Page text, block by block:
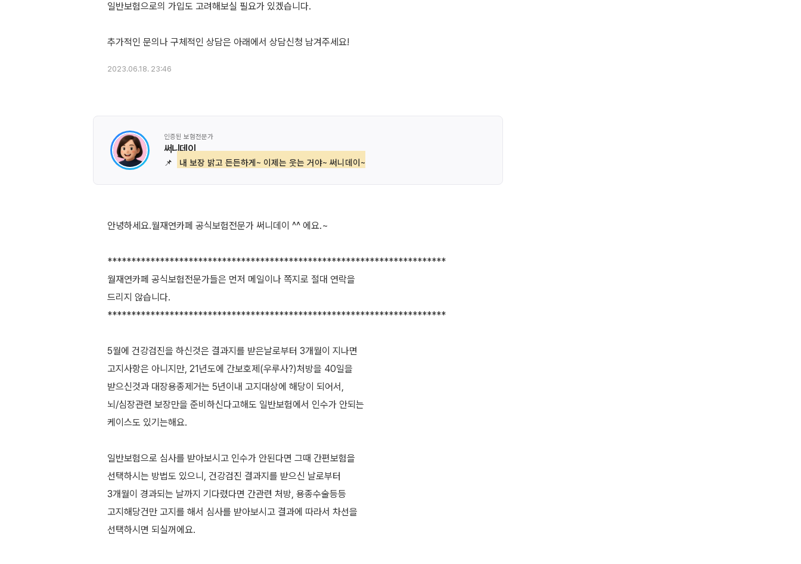
일반보험으로의 가입도 고려해보실 필요가 있겠습니다.
2023.06.18. 23:46
인증된 보험전문가
써니데이
📌 내 보장 밝고 든든하게~ 이제는 웃는 거야~ 써니데이~
안녕하세요.월재연카페 공식보험전문가 써니데이 ^^ 에요.~
***********************************************************************
월재연카페 공식보험전문가들은 먼저 메일이나 쪽지로 절대 연락을
드리지 않습니다.
***********************************************************************
5월에 건강검진을 하신것은 결과지를 받은날로부터 3개월이 지나면
고지사항은 아니지만, 21년도에 간보호제(우루사?)처방을 40일을
받으신것과 대장용종제거는 5년이내 고지대상에 해당이 되어서,
뇌/심장관련 보장만을 준비하신다고해도 일반보험에서 인수가 안되는
케이스도 있기는해요.
일반보험으로 심사를 받아보시고 인수가 안된다면 그때 간편보험을
선택하시는 방법도 있으니, 건강검진 결과지를 받으신 날로부터
3개월이 경과되는 날까지 기다렸다면 간관련 처방, 용종수술등등
고지해당건만 고지를 해서 심사를 받아보시고 결과에 따라서 차선을
선택하시면 되실꺼에요.